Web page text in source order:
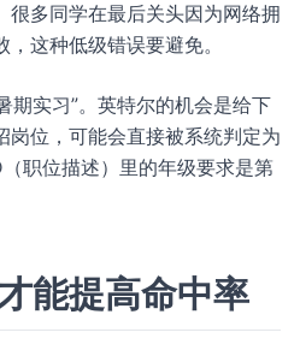
很多同学在最后关头因为网络拥
这种低级错误要避免。
期实习”。英特尔的机会是给下
岗位，可能会直接被系统判定为
职位描述）里的年级要求是第
能提高命中率